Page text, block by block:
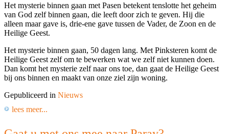
Het mysterie binnen gaan met Pasen betekent tenslotte het geheim
van God zelf binnen gaan, die leeft door zich te geven. Hij die
alleen maar gave is, drie-ene gave tussen de Vader, de Zoon en de
Heilige Geest.
Het mysterie binnen gaan, 50 dagen lang. Met Pinksteren komt de
Heilige Geest zelf om te bewerken wat we zelf niet kunnen doen.
Dan komt het mysterie zelf naar ons toe, dan gaat de Heilige Geest
bij ons binnen en maakt van onze ziel zijn woning.
Gepubliceerd in Nieuws
lees meer...